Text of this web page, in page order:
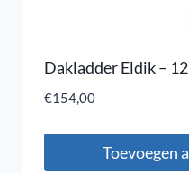
Dakladder Eldik –
€154,00
Toevoegen